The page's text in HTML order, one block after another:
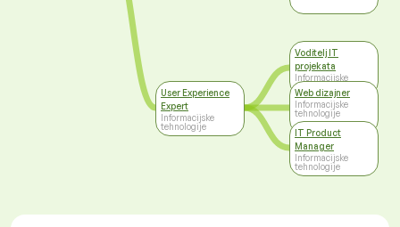
User Experience
Expert
Informacijske
tehnologije
Voditelj IT
projekata
Informacijske
tehnologije
Web dizajner
Informacijske
tehnologije
IT Product
Manager
Informacijske
tehnologije